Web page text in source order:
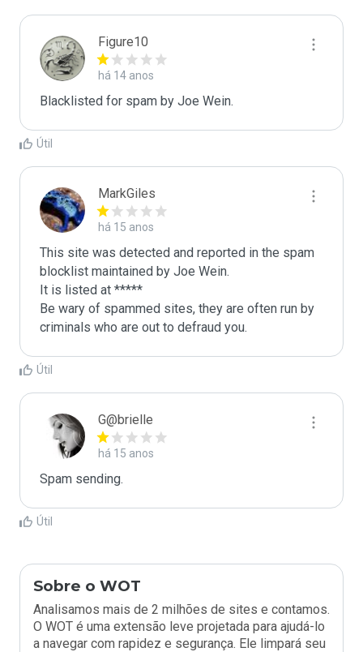
Figure10
há 14 anos
Blacklisted for spam by Joe Wein.
Útil
MarkGiles
há 15 anos
This site was detected and reported in the spam
blocklist maintained by Joe Wein.
It is listed at *****
Be wary of spammed sites, they are often run by
criminals who are out to defraud you.
Útil
G@brielle
há 15 anos
Spam sending.
Útil
Sobre o WOT
Analisamos mais de 2 milhões de sites e contamos.
O WOT é uma extensão leve projetada para ajudá-lo
a navegar com rapidez e segurança. Ele limpará seu